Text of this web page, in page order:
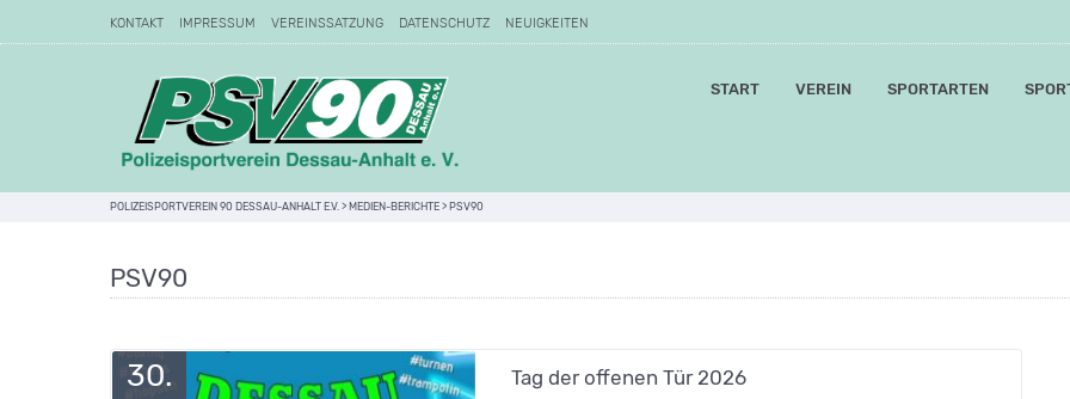
KONTAKT IMPRESSUM VEREINSSATZUNG DATENSCHUTZ NEUIGKEITEN
START VEREIN SPORTARTEN
POLIZEISPORTVEREIN 90 DESSAU-ANHALT E.V. > MEDIEN-BERICHTE > PSV90
PSV90
30. Tag der offenen Tür 2026